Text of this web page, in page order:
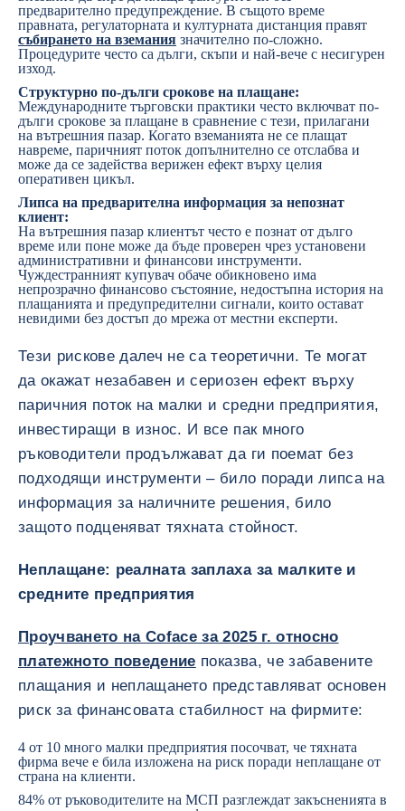
предварително предупреждение. В същото време
правната, регулаторната и културната дистанция правят
събирането на вземания значително по-сложно.
Процедурите често са дълги, скъпи и най-вече с несигурен
изход.
Структурно по-дълги срокове на плащане:
Международните търговски практики често включват по-
дълги срокове за плащане в сравнение с тези, прилагани
на вътрешния пазар. Когато вземанията не се плащат
навреме, паричният поток допълнително се отслабва и
може да се задейства верижен ефект върху целия
оперативен цикъл.
Липса на предварителна информация за непознат
клиент:
На вътрешния пазар клиентът често е познат от дълго
време или поне може да бъде проверен чрез установени
административни и финансови инструменти.
Чуждестранният купувач обаче обикновено има
непрозрачно финансово състояние, недостъпна история на
плащанията и предупредителни сигнали, които остават
невидими без достъп до мрежа от местни експерти.
Тези рискове далеч не са теоретични. Те могат
да окажат незабавен и сериозен ефект върху
паричния поток на малки и средни предприятия,
инвестиращи в износ. И все пак много
ръководители продължават да ги поемат без
подходящи инструменти – било поради липса на
информация за наличните решения, било
защото подценяват тяхната стойност.
Неплащане: реалната заплаха за малките и
средните предприятия
Проучването на Coface за 2025 г. относно
платежното поведение показва, че забавените
плащания и неплащането представляват основен
риск за финансовата стабилност на фирмите:
4 от 10 много малки предприятия посочват, че тяхната
фирма вече е била изложена на риск поради неплащане от
страна на клиенти.
84% от ръководителите на МСП разглеждат закъсненията в